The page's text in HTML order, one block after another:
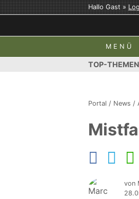
Hallo Gast »
MENÜ
TOP-
Portal / News /
von